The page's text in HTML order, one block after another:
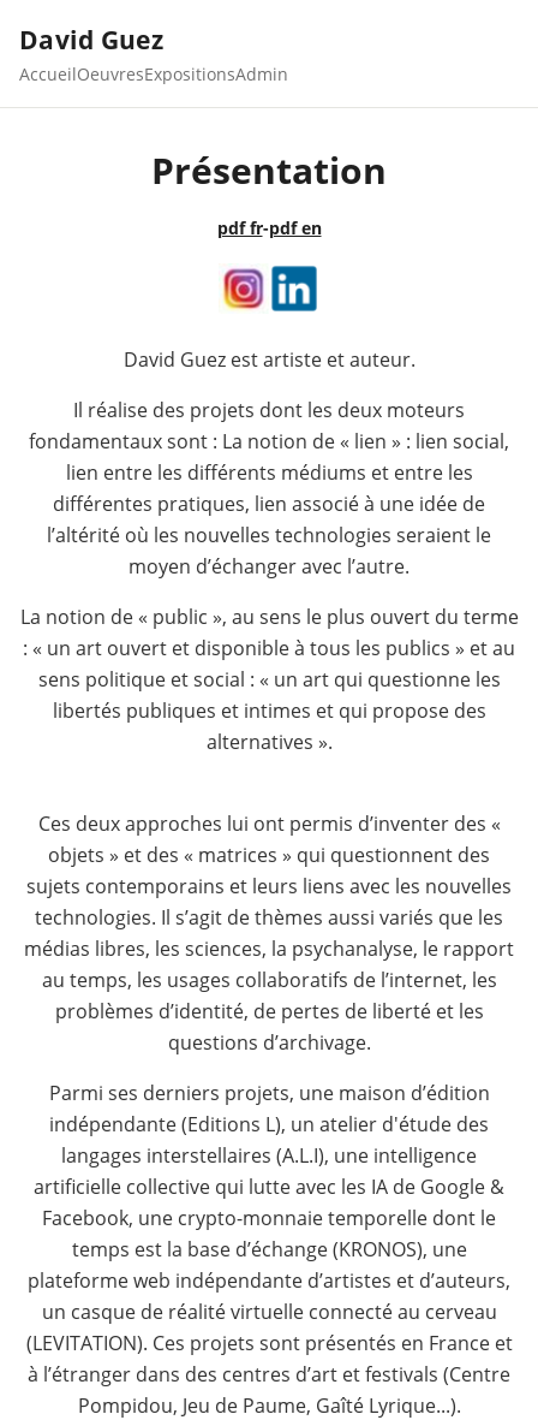
David Guez
AccueilOeuvresExpositionsAdmin
Présentation
pdf fr-pdf en
David Guez est artiste et auteur.
Il réalise des projets dont les deux moteurs
fondamentaux sont : La notion de « lien » : lien social,
lien entre les différents médiums et entre les
différentes pratiques, lien associé à une idée de
l’altérité où les nouvelles technologies seraient le
moyen d’échanger avec l’autre.
La notion de « public », au sens le plus ouvert du terme
: « un art ouvert et disponible à tous les publics » et au
sens politique et social : « un art qui questionne les
libertés publiques et intimes et qui propose des
alternatives ».
Ces deux approches lui ont permis d’inventer des «
objets » et des « matrices » qui questionnent des
sujets contemporains et leurs liens avec les nouvelles
technologies. Il s’agit de thèmes aussi variés que les
médias libres, les sciences, la psychanalyse, le rapport
au temps, les usages collaboratifs de l’internet, les
problèmes d’identité, de pertes de liberté et les
questions d’archivage.
Parmi ses derniers projets, une maison d’édition
indépendante (Editions L), un atelier d'étude des
langages interstellaires (A.L.I), une intelligence
artificielle collective qui lutte avec les IA de Google &
Facebook, une crypto-monnaie temporelle dont le
temps est la base d’échange (KRONOS), une
plateforme web indépendante d’artistes et d’auteurs,
un casque de réalité virtuelle connecté au cerveau
(LEVITATION). Ces projets sont présentés en France et
à l’étranger dans des centres d’art et festivals (Centre
Pompidou, Jeu de Paume, Gaîté Lyrique...).